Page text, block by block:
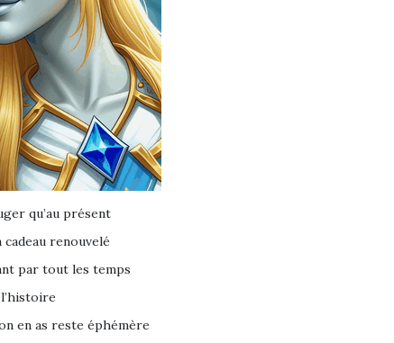
qu’au présent
renouvelé
par tout les temps
en as reste éphémère